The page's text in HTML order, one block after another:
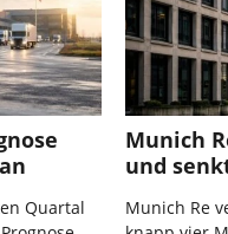
Quartal
Munich
und
Munich Re